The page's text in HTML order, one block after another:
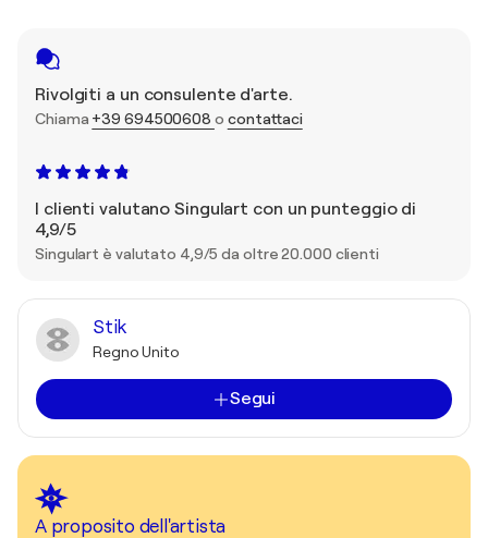
Rivolgiti a un consulente d'arte.
Chiama +39 694500608 o contattaci
I clienti valutano Singulart con un punteggio di
4,9/5
Singulart è valutato 4,9/5 da oltre 20.000 clienti
Stik
Regno Unito
Segui
A proposito dell'artista